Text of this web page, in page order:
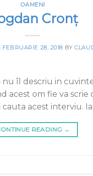
OAMENI
Cronţ
FEBRUARIE 28, 2018 BY
îl descriu in
acest om fie va scrie
acest interviu.
READING →